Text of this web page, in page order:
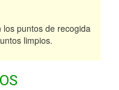
puntos de recogida
limpios.